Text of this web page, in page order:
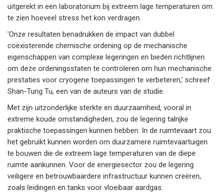
uitgerekt in een laboratorium bij extreem lage temperaturen om
te zien hoeveel stress het kon verdragen.
'Onze resultaten benadrukken de impact van dubbel
coëxisterende chemische ordening op de mechanische
eigenschappen van complexe legeringen en bieden richtlijnen
om deze ordeningsstaten te controleren om hun mechanische
prestaties voor cryogene toepassingen te verbeteren,' schreef
Shan-Tung Tu, een van de auteurs van de studie.
Met zijn uitzonderlijke sterkte en duurzaamheid, vooral in
extreme koude omstandigheden, zou de legering talrijke
praktische toepassingen kunnen hebben. In de ruimtevaart zou
het gebruikt kunnen worden om duurzamere ruimtevaartuigen
te bouwen die de extreem lage temperaturen van de diepe
ruimte aankunnen. Voor de energiesector zou de legering
veiligere en betrouwbaardere infrastructuur kunnen creëren,
zoals leidingen en tanks voor vloeibaar aardgas.